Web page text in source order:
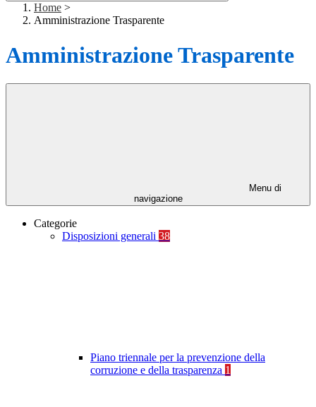
Home >
Amministrazione Trasparente
Amministrazione Trasparente
Menu di
navigazione
Categorie
Disposizioni generali 38
Piano triennale per la prevenzione della
corruzione e della trasparenza 1